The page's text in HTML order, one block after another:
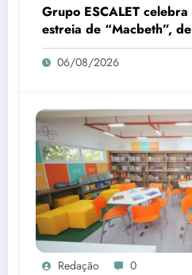
Grupo ESCALET
estreia de “Macbeth”,
Shakespeare
06/08/2026
Redação 0